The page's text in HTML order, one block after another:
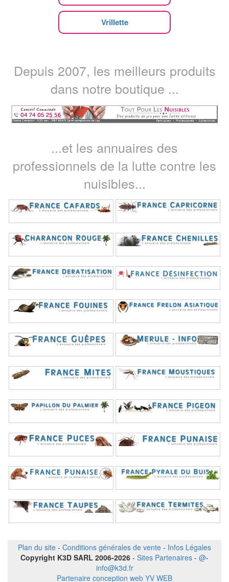
Vrillette
Depuis 2007, les meilleurs produits
dans notre boutique ...
...et les annuaires des
professionnels de la lutte contre les
nuisibles...
Plan du site - Conditions générales de vente - Infos Légales
Copyright K3D SARL 2006-2026 - Sites Partenaires - @-
info@k3d.fr
Partenaire conception web YV WEB